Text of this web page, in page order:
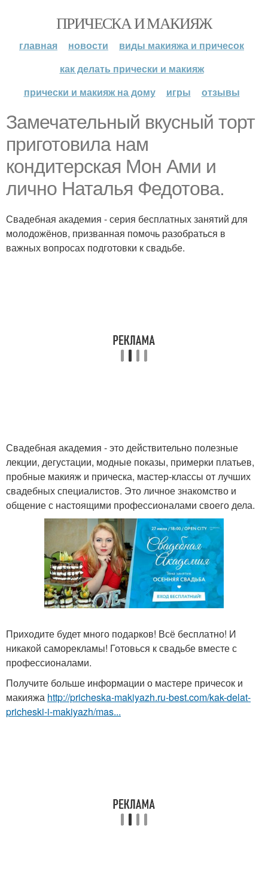
ПРИЧЕСКА И МАКИЯЖ
главная новости
виды макияжа и причесок
как делать прически и макияж
прически и макияж на дому
игры отзывы
Замечательный вкусный торт
приготовила нам
кондитерская Мон Ами и
лично Наталья Федотова.
Свадебная академия - серия бесплатных занятий для
молодожёнов, призванная помочь разобраться в
важных вопросах подготовки к свадьбе.
Свадебная академия - это действительно полезные
лекции, дегустации, модные показы, примерки платьев,
пробные макияж и прическа, мастер-классы от лучших
свадебных специалистов. Это личное знакомство и
общение с настоящими профессионалами своего дела.
Приходите будет много подарков! Всё бесплатно! И
никакой саморекламы! Готовься к свадьбе вместе с
профессионалами.
Получите больше информации о мастере причесок и
макияжа http://pricheska-makiyazh.ru-best.com/kak-delat-
pricheski-i-makiyazh/mas...